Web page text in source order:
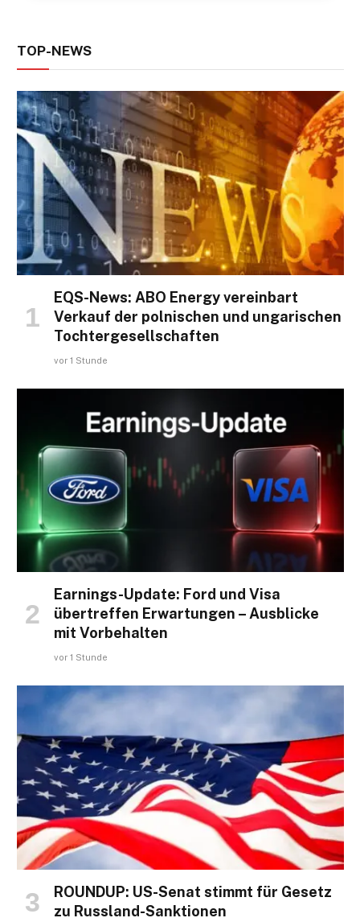
TOP-NEWS
EQS-News: ABO Energy vereinbart
Verkauf der polnischen und ungarischen
Tochtergesellschaften
vor 1 Stunde
Earnings-Update: Ford und Visa
übertreffen Erwartungen – Ausblicke
mit Vorbehalten
vor 1 Stunde
ROUNDUP: US-Senat stimmt für Gesetz
zu Russland-Sanktionen